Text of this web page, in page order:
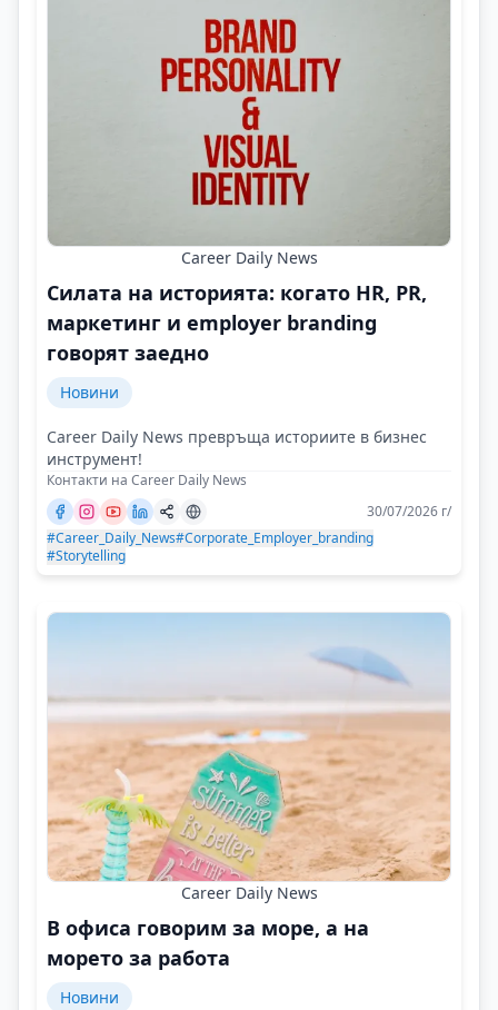
Career Daily News
Силата на историята: когато HR, PR,
маркетинг и employer branding
говорят заедно
Новини
Career Daily News превръща историите в бизнес
инструмент!
Контакти на Career Daily News
30/07/2026 г/
#Career_Daily_News#Corporate_Employer_branding
#Storytelling
Career Daily News
В офиса говорим за море, а на
морето за работа
Новини